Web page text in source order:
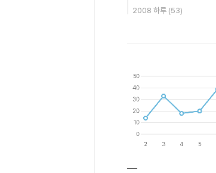
2008 하루 (53)